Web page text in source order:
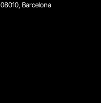
08010, Barcelona